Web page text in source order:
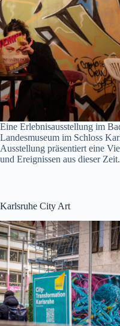
Eine Erlebnisausstellung im
Landesmuseum im Schloss
Ausstellung präsentiert eine
und Ereignissen aus dieser Zeit.
Karlsruhe City Art